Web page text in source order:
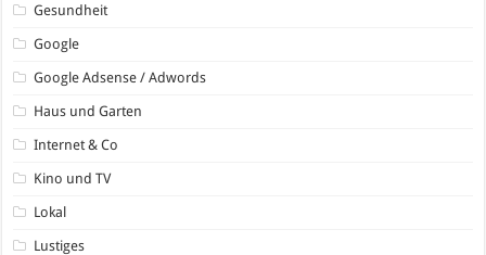
Gesundheit
Google
Google Adsense / Adwords
Haus und Garten
Internet & Co
Kino und TV
Lokal
Lustiges